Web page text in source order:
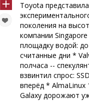
Toyota
поколения на
компании
площадку водой:
считанные дни *
полчаса --
взвинтил спрос:
вперёд *
Galaxy дорожают